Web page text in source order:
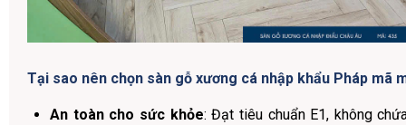
Tại sao nên chọn sàn gỗ xương cá nhập khẩu Pháp mã
An toàn cho sức khỏe: Đạt tiêu chuẩn E1, không